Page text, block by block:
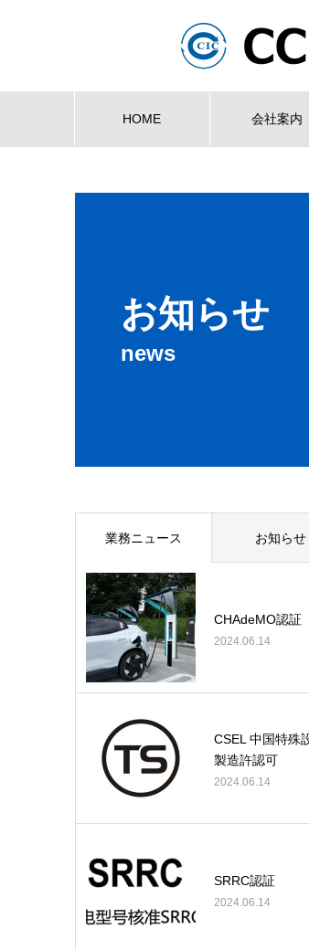
HOME 会社案内
お知らせ
news
業務ニュース お知らせ
CHAdeMO認証
2024.06.14
CSEL 中国特殊
製造許認可
2024.06.14
SRRC認証
2024.06.14